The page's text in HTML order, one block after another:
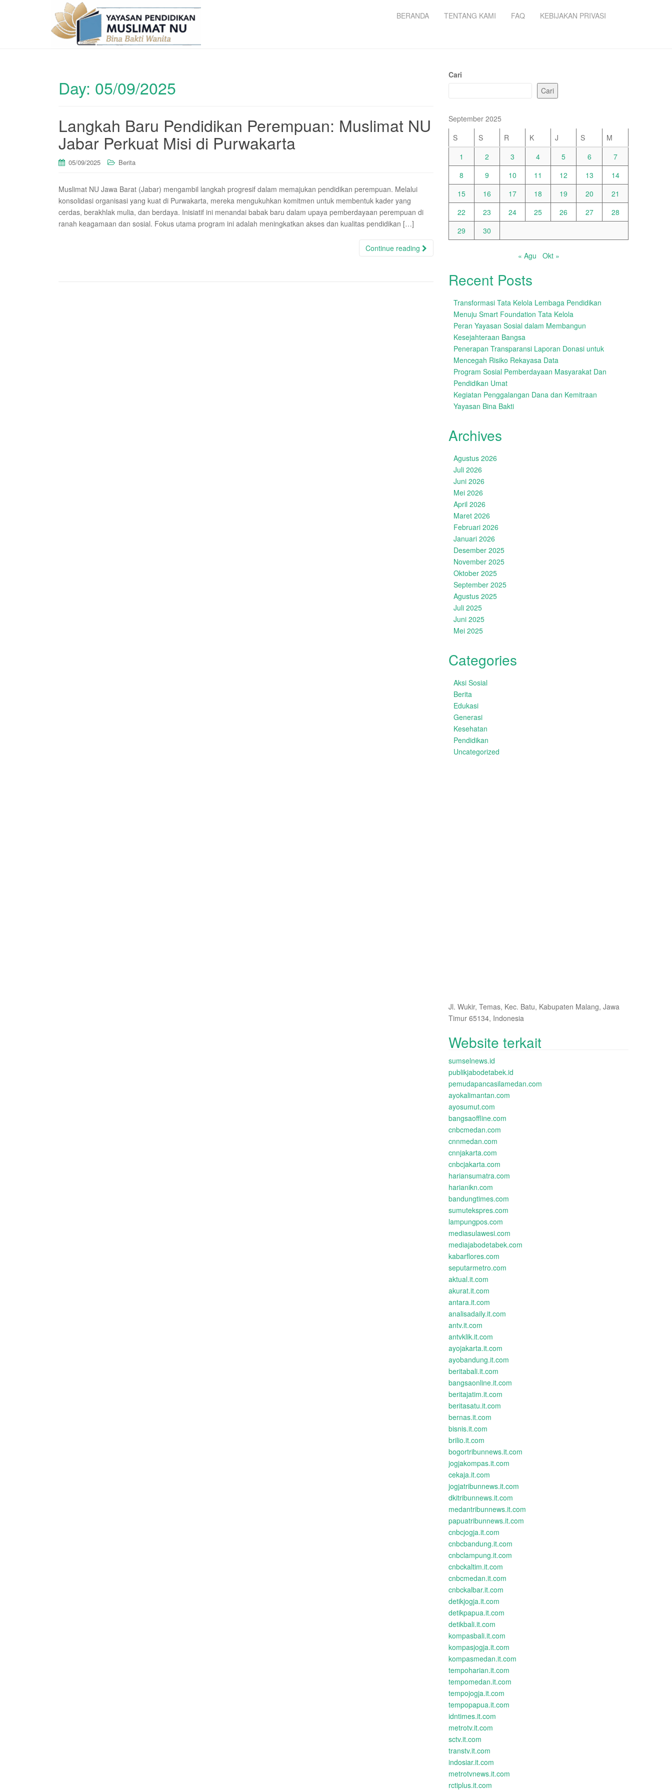
BERANDA TENTANG KAMI FAQ KEBIJAKAN PRIVASI
Day: 05/09/2025
Langkah Baru Pendidikan Perempuan: Muslimat NU
Jabar Perkuat Misi di Purwakarta
05/09/2025 Berita
Muslimat NU Jawa Barat (Jabar) mengambil langkah progresif dalam memajukan pendidikan perempuan. Melalui
konsolidasi organisasi yang kuat di Purwakarta, mereka mengukuhkan komitmen untuk membentuk kader yang
cerdas, berakhlak mulia, dan berdaya. Inisiatif ini menandai babak baru dalam upaya pemberdayaan perempuan di
ranah keagamaan dan sosial. Fokus utama program ini adalah meningkatkan akses dan kualitas pendidikan […]
Continue reading
Cari
Cari
September 2025
S
S R K J S
M
1
2 3 4 5 6
7
8
9 10 11 12 13
14
15
16 17 18 19 20
21
22
23 24 25 26 27
28
29
30
« Agu Okt »
Recent Posts
Transformasi Tata Kelola Lembaga Pendidikan
Menuju Smart Foundation Tata Kelola
Peran Yayasan Sosial dalam Membangun
Kesejahteraan Bangsa
Penerapan Transparansi Laporan Donasi untuk
Mencegah Risiko Rekayasa Data
Program Sosial Pemberdayaan Masyarakat Dan
Pendidikan Umat
Kegiatan Penggalangan Dana dan Kemitraan
Yayasan Bina Bakti
Archives
Agustus 2026
Juli 2026
Juni 2026
Mei 2026
April 2026
Maret 2026
Februari 2026
Januari 2026
Desember 2025
November 2025
Oktober 2025
September 2025
Agustus 2025
Juli 2025
Juni 2025
Mei 2025
Categories
Aksi Sosial
Berita
Edukasi
Generasi
Kesehatan
Pendidikan
Uncategorized
Jl. Wukir, Temas, Kec. Batu, Kabupaten Malang, Jawa
Timur 65134, Indonesia
Website terkait
sumselnews.id
publikjabodetabek.id
pemudapancasilamedan.com
ayokalimantan.com
ayosumut.com
bangsaoffline.com
cnbcmedan.com
cnnmedan.com
cnnjakarta.com
cnbcjakarta.com
hariansumatra.com
harianikn.com
bandungtimes.com
sumutekspres.com
lampungpos.com
mediasulawesi.com
mediajabodetabek.com
kabarflores.com
seputarmetro.com
aktual.it.com
akurat.it.com
antara.it.com
analisadaily.it.com
antv.it.com
antvklik.it.com
ayojakarta.it.com
ayobandung.it.com
beritabali.it.com
bangsaonline.it.com
beritajatim.it.com
beritasatu.it.com
bernas.it.com
bisnis.it.com
brilio.it.com
bogortribunnews.it.com
jogjakompas.it.com
cekaja.it.com
jogjatribunnews.it.com
dkitribunnews.it.com
medantribunnews.it.com
papuatribunnews.it.com
cnbcjogja.it.com
cnbcbandung.it.com
cnbclampung.it.com
cnbckaltim.it.com
cnbcmedan.it.com
cnbckalbar.it.com
detikjogja.it.com
detikpapua.it.com
detikbali.it.com
kompasbali.it.com
kompasjogja.it.com
kompasmedan.it.com
tempoharian.it.com
tempomedan.it.com
tempojogja.it.com
tempopapua.it.com
idntimes.it.com
metrotv.it.com
sctv.it.com
transtv.it.com
indosiar.it.com
metrotvnews.it.com
rctiplus.it.com